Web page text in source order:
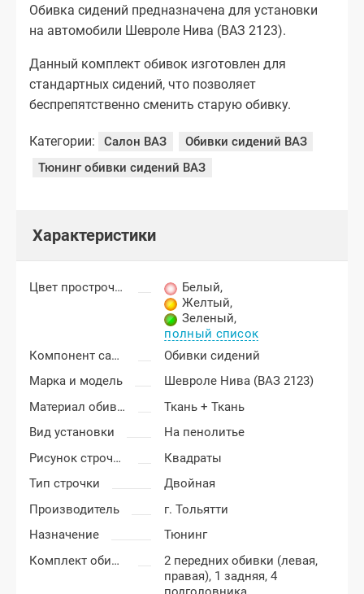
Обивка сидений предназначена для установки
на автомобили Шевроле Нива (ВАЗ 2123).
Данный комплект обивок изготовлен для
стандартных сидений, что позволяет
беспрепятственно сменить старую обивку.
Категории: Салон ВАЗ
Обивки сидений ВАЗ
Тюнинг обивки сидений ВАЗ
Характеристики
Цвет прострочки Белый,
Желтый,
Зеленый,
полный список
Компонент салона
Обивки сидений
Марка и модель
Шевроле Нива (ВАЗ 2123)
Материал обивки
Ткань + Ткань
Вид установки
На пенолитье
Рисунок строчки
Квадраты
Тип строчки
Двойная
Производитель
г. Тольятти
Назначение
Тюнинг
Комплект обивки
2 передних обивки (левая,
правая), 1 задняя, 4